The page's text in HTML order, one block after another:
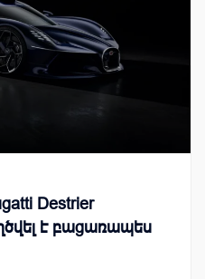
Destrier
է բացառապես